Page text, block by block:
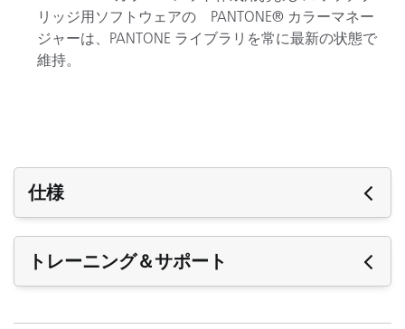
リッジ用ソフトウェアの PANTONE® カラーマネー
ジャーは、PANTONE ライブラリを常に最新の状態で
維持。
仕様
仕様
トレーニング＆サポート